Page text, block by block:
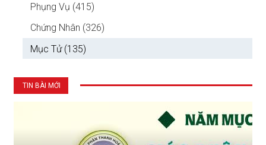
Phụng Vụ (415)
Chứng Nhân (326)
Mục Tử (135)
TIN BÀI MỚI